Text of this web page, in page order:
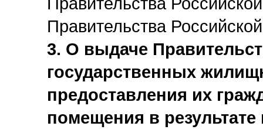
Правительства
3. О выдаче
государственных
предоставления их
помещения в